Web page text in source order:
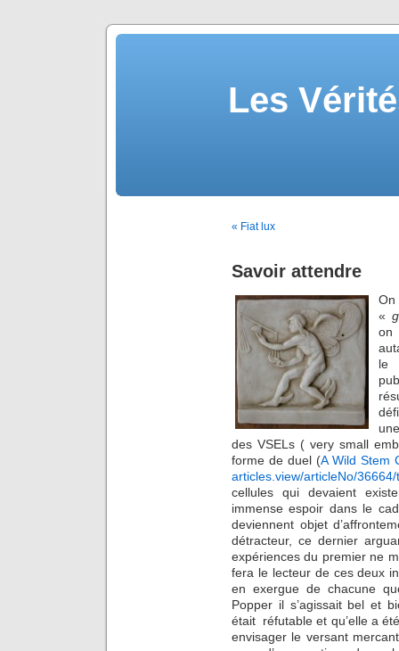
Les
« Fiat lux
Savoir attendre
«
on
le
des VSELs ( very small
forme de duel (A Wild Stem
articles.view/articleNo/
cellules qui devaient
immense espoir dans le
deviennent objet
détracteur, ce dernier
expériences du premier ne
fera le lecteur de ces deux
en exergue de chacune
Popper il s’agissait bel et
était réfutable et qu’elle a
envisager le versant